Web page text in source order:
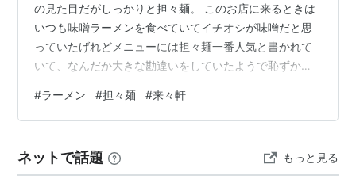
の見た目だがしっかりと担々麺。 このお店に来るときは
いつも味噌ラーメンを食べていてイチオシが味噌だと思
っていたげれどメニューには担々麺一番人気と書かれて
いて、なんだか大きな勘違いをしていたようで恥ずかし
みとシャキシャキ感がアクセントというかこの担々麺の
個性。辛みはそれほど強くなく（多分辛みは増すことが
白いレンゲの奥には穴あきレンゲか隠されている粋な演
出、そこ意外に入れる場所がないだけだと思うが。 最近
#ラーメン #担々麺 #来々軒
ネットで話題 もっと見る